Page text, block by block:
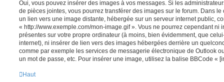
Oui, vous pouvez insérer des images à vos messages. Si les
de pièces jointes, vous pourrez transférer des images sur le forum. Dans
un lien vers une image distante, hébergée sur un serveur internet public,
« http://www.exemple.com/mon-image.gif ». Vous ne pourrez cependant ni
présentes sur votre propre ordinateur (à moins, bien évidemment, que
internet), ni insérer de lien vers des images hébergées derrière un
comme par exemple les services de messagerie électronique de Outlook
un mot de passe, etc. Pour insérer une image, utilisez la balise BBCode «
Haut